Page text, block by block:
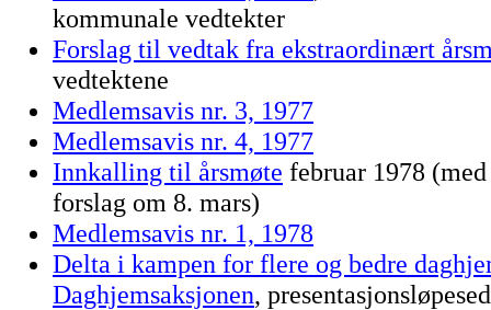
kommunale vedtekter
Forslag til vedtak fra ekstraordinært
vedtektene
Medlemsavis nr. 3, 1977
Medlemsavis nr. 4, 1977
Innkalling til årsmøte februar 1978
forslag om 8. mars)
Medlemsavis nr. 1, 1978
Delta i kampen for flere og bedre
Daghjemsaksjonen,